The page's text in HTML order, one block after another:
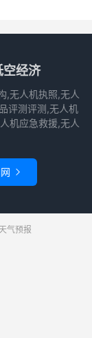
经济
,无人机执照,无人
评测评测,无人机
机应急救援,无人

气预报